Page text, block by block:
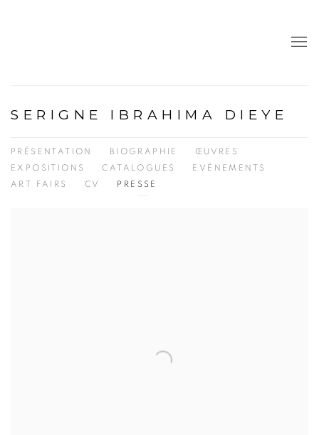
SERIGNE IBRAHIMA DIEYE
PRÉSENTATION BIOGRAPHIE
ŒUVRES
EXPOSITIONS
CATALOGUES
EVÉNEMENTS
ART FAIRS
CV PRESSE